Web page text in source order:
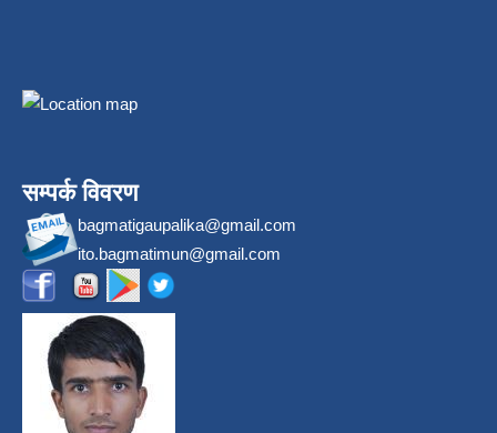
सम्पर्क विवरण
bagmatigaupalika@gmail.com
ito.bagmatimun@gmail.com